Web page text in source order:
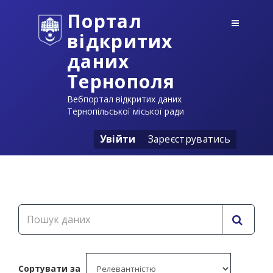
Портал
відкритих
даних
Тернополя
Вебпортал відкритих даних
Тернопільської міської ради
Увійти Зареєструватись
Сортувати за